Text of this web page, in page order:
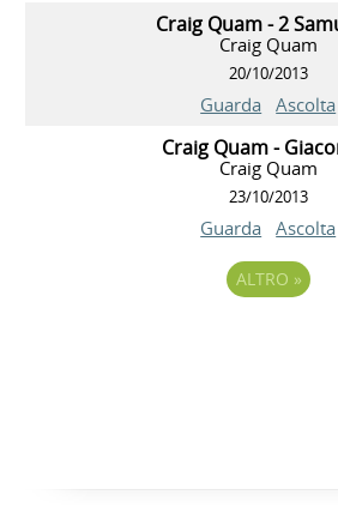
Craig Quam - 2
Craig Quam
20/10/2013
Guarda Ascolta
Craig Quam -
Craig Quam
23/10/2013
Guarda Ascolta
ALTRO »